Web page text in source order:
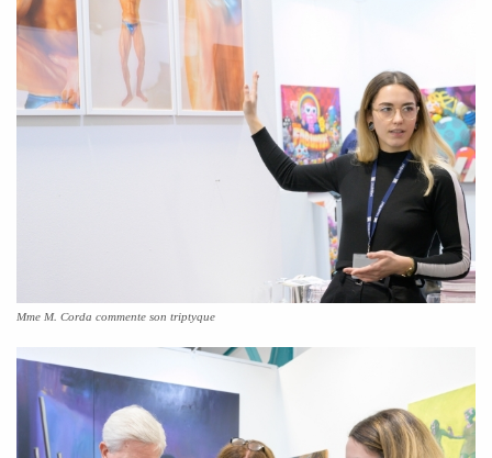
Mme M. Corda commente son triptyque